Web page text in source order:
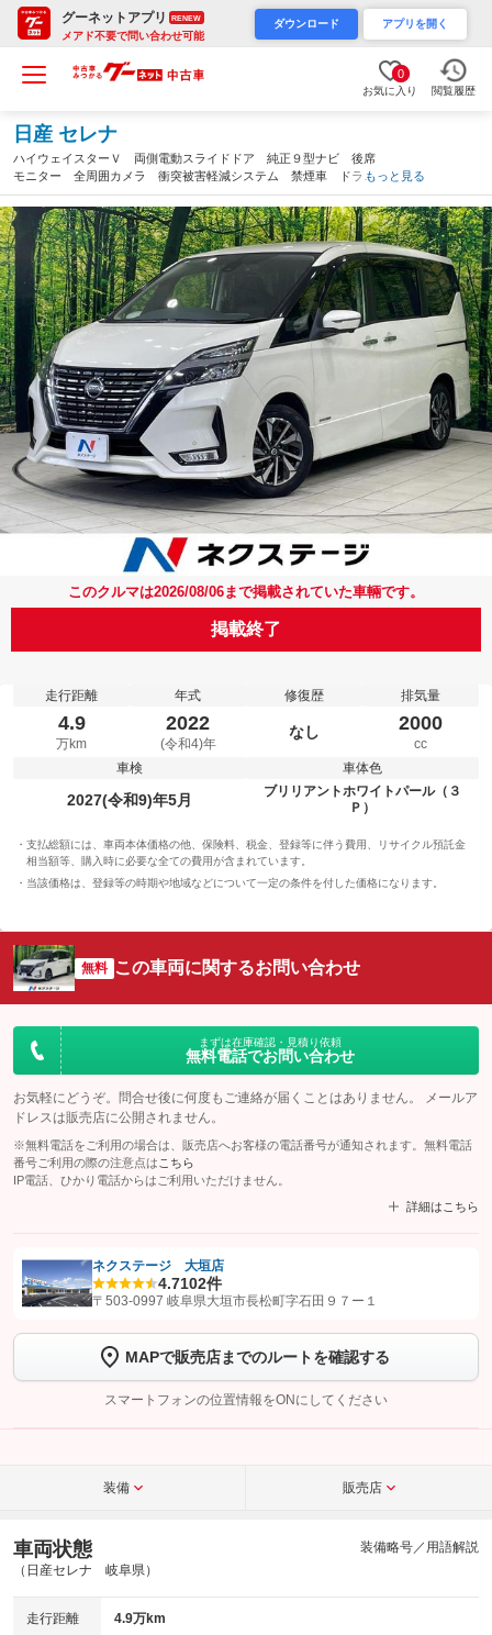
グーネットアプリ RENEW
メアド不要で問い合わせ可能
ダウンロード アプリを開く
0
お気に入り 閲覧履歴
日産 セレナ
ハイウェイスターＶ 両側電動スライドドア 純正９型ナビ 後席
モニター 全周囲カメラ 衝突被害軽減システム 禁煙車 ドラレ
コ プロパイロット ブラインドスポットモニター コーナーセン
サー ＥＴＣ 純正１６インチアルミ（岐阜県）
もっと見る
このクルマは2026/08/06まで掲載されていた車輛です。
掲載終了
走行距離
4.9
万km
年式
2022
(令和4)年
修復歴
なし
排気量
2000
cc
車検
2027(令和9)年5月
車体色
ブリリアントホワイトパール（３
Ｐ）
支払総額には、車両本体価格の他、保険料、税金、登録等に伴う費用、リサイクル預託金
相当額等、購入時に必要な全ての費用が含まれています。
当該価格は、登録等の時期や地域などについて一定の条件を付した価格になります。
無料 この車両に関するお問い合わせ
まずは在庫確認・見積り依頼
無料電話でお問い合わせ
お気軽にどうぞ。問合せ後に何度もご連絡が届くことはありません。 メールア
ドレスは販売店に公開されません。
※無料電話をご利用の場合は、販売店へお客様の電話番号が通知されます。無料電話
番号ご利用の際の注意点は こちら
IP電話、ひかり電話からはご利用いただけません。
詳細はこちら
【STEP1】認証画面でグーネットを友だち追加してから「許可する」ボタンを押
トーク画面で
ボタンをタップして問い合わせを
完了してください。
こちら
ネクステージ 大垣店
4.7102件
〒503-0997 岐阜県大垣市長松町字石田９７ー１
MAPで販売店までのルートを確認する
スマートフォンの位置情報をONにしてください
装備 販売店
車両状態
（日産セレナ 岐阜県）
装備略号／用語解説
走行距離 4.9万km